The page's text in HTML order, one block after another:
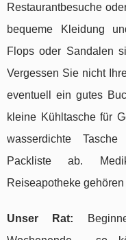
Restaurantbesuche
bequeme Kleidung
Flops oder Sandalen
Vergessen Sie nicht
eventuell ein gutes
kleine Kühltasche für
wasserdichte
Packliste ab.
Reiseapotheke
Unser Rat: